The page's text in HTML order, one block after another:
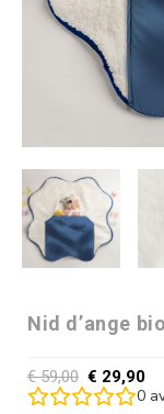
Nid d’ange
€59,00 € 29,90
0